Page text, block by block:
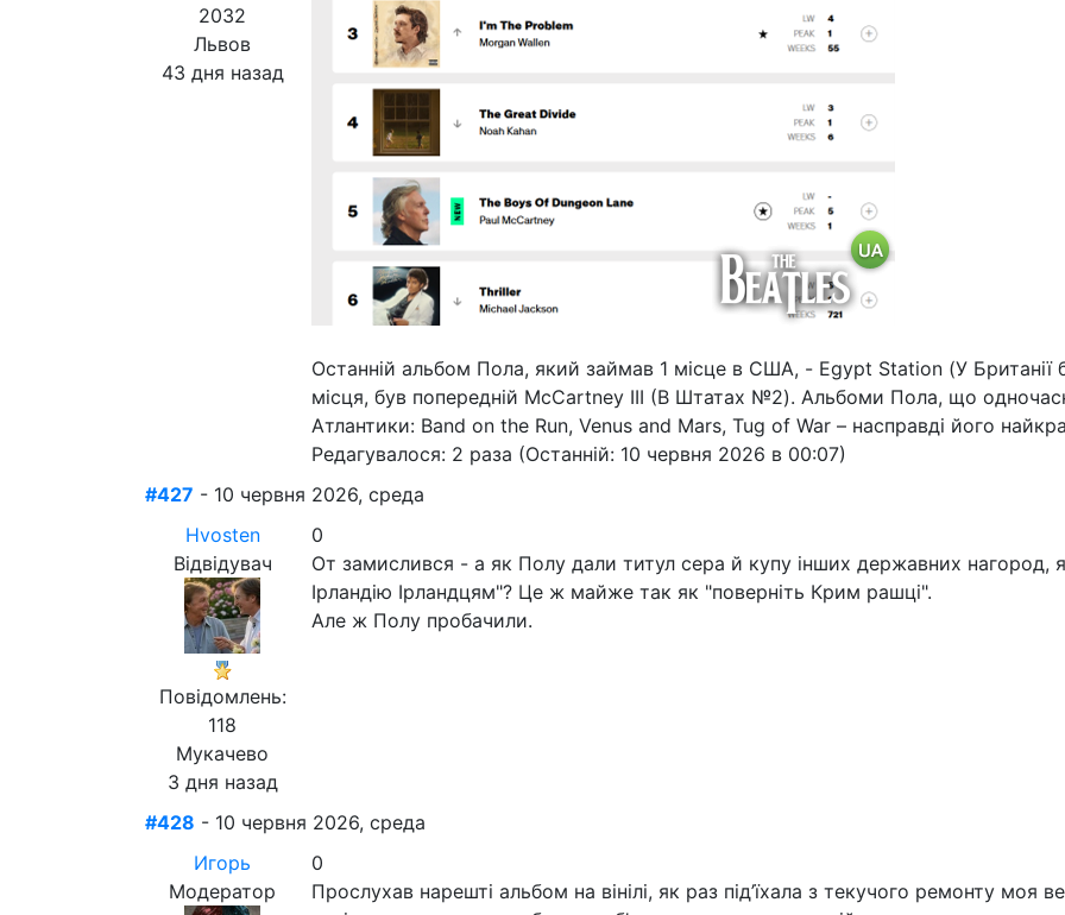
2032
Львов
43 дня назад
Останній альбом Пола, який займав 1 місце в CША, - Egypt Station (У
місця, був попередній McCartney III (В Штатах №2). Альбоми Пола, що
Атлантики: Band on the Run, Venus and Mars, Tug of War – насправді його
Редагувалося: 2 раза (Останній: 10 червня 2026 в 00:07)
#427 - 10 червня 2026, среда
Hvosten
Відвідувач
Повідомлень:
118
Мукачево
3 дня назад
0
От замислився - а як Полу дали титул сера й купу інших державних нагород,
Ірландію Ірландцям"? Це ж майже так як "поверніть Крим рашці".
Але ж Полу пробачили.
#428 - 10 червня 2026, среда
Игорь
Модератор
0
Прослухав нарешті альбом на вінілі, як раз під’їхала з текучого ремонту моя